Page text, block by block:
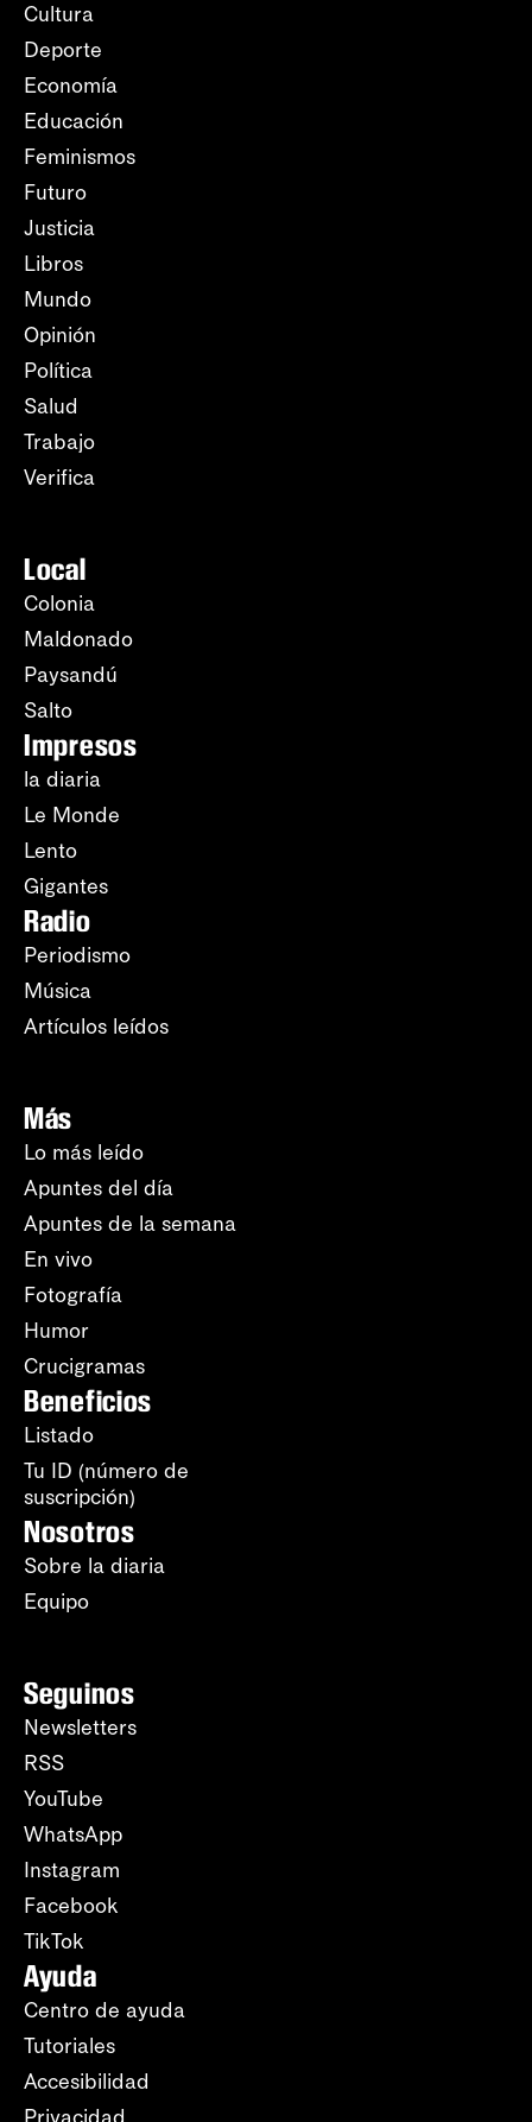
Cultura
Deporte
Economía
Educación
Feminismos
Futuro
Justicia
Libros
Mundo
Opinión
Política
Salud
Trabajo
Verifica
Local
Colonia
Maldonado
Paysandú
Salto
Impresos
la diaria
Le Monde
Lento
Gigantes
Radio
Periodismo
Música
Artículos leídos
Más
Lo más leído
Apuntes del día
Apuntes de la semana
En vivo
Fotografía
Humor
Crucigramas
Beneficios
Listado
Tu ID (número de
suscripción)
Nosotros
Sobre la diaria
Equipo
Seguinos
Newsletters
RSS
YouTube
WhatsApp
Instagram
Facebook
TikTok
Ayuda
Centro de ayuda
Tutoriales
Accesibilidad